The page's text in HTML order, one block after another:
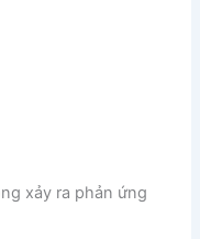
xảy ra phản ứng